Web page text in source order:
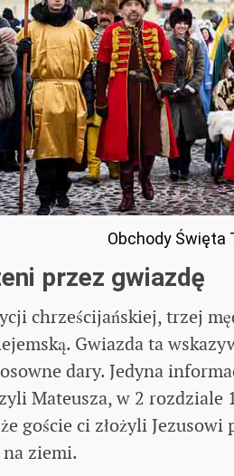
Obchody Święta
przez gwiazdę
chrześcijańskiej, trzej
Gwiazda ta
dary. Jedyna
Mateusza, w 2 rozdziale
goście ci złożyli
ziemi.